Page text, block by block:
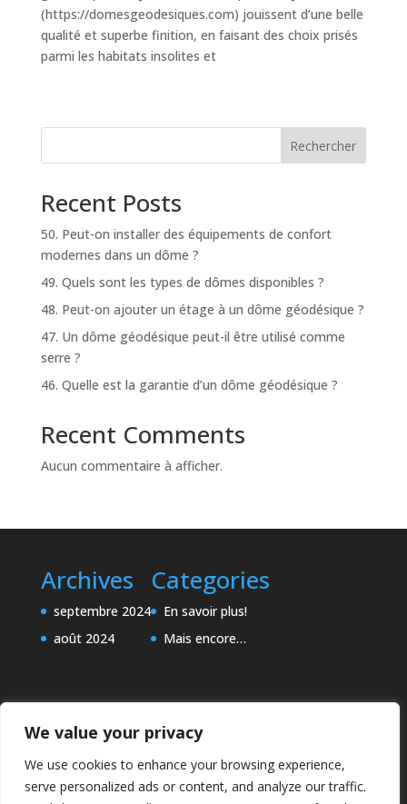
We value your privacy
We use cookies to enhance your browsing experience,
serve personalized ads or content, and analyze our traffic.
(https://domesgeodesiques.com) jouissent d’une belle
qualité et superbe finition, en faisant des choix prisés
parmi les habitats insolites et
Rechercher
Recent Posts
50. Peut-on installer des équipements de confort
modernes dans un dôme ?
49. Quels sont les types de dômes disponibles ?
48. Peut-on ajouter un étage à un dôme géodésique ?
47. Un dôme géodésique peut-il être utilisé comme
serre ?
46. Quelle est la garantie d’un dôme géodésique ?
Recent Comments
Aucun commentaire à afficher.
Archives
septembre 2024
août 2024
Categories
En savoir plus!
Mais encore…